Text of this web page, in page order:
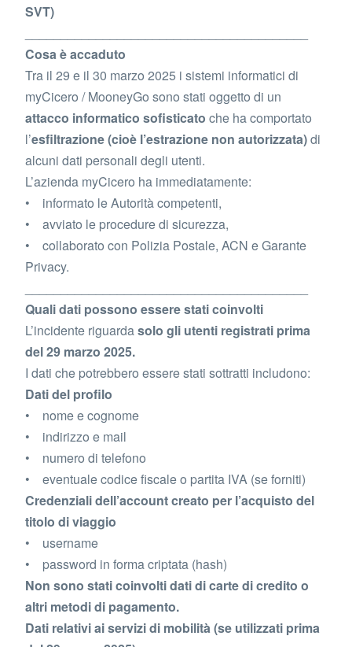
SVT)
Cosa è accaduto
Tra il 29 e il 30 marzo 2025 i sistemi informatici di
myCicero / MooneyGo sono stati oggetto di un
attacco informatico sofisticato che ha comportato
l’esfiltrazione (cioè l’estrazione non autorizzata)di
alcuni dati personali degli utenti.
L’azienda myCicero ha immediatamente:
• informato le Autorità competenti,
• avviato le procedure di sicurezza,
• collaborato con Polizia Postale, ACN e Garante
Privacy.
Quali dati possono essere stati coinvolti
L’incidente riguardasolo gli utenti registrati prima
del 29 marzo 2025.
I dati che potrebbero essere stati sottratti includono:
Dati del profilo
• nome e cognome
• indirizzo e mail
• numero di telefono
• eventuale codice fiscale o partita IVA (se forniti)
Credenziali dell’account creato per l’acquisto del
titolo di viaggio
• username
• password in forma criptata (hash)
Non sono stati coinvolti dati di carte di credito o
altri metodi di pagamento.
Dati relativi ai servizi di mobilità (se utilizzati prima